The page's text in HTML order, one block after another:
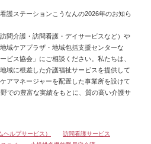
護ステーションこうなんの2026年のお知ら
問介護・訪問看護・デイサービスなど）や
域ケアプラザ・地域包括支援センターな
ビス協会」にご相談ください。私たちは、
域に根差した介護福祉サービスを提供して
アマネージャーを配置した事業所を設けて
での豊富な実績をもとに、質の高い介護サ
ルプサービス）
訪問看護サービス